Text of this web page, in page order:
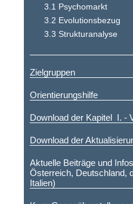
3.1 Psychomarkt
3.2 Evolutionsbezug
3.3 Strukturanalyse
Zielgruppen
Orientierungshilfe
Download der Kapitel I. -
Download der
Aktuelle Beiträge und
Österreich, Deutschland,
Italien)